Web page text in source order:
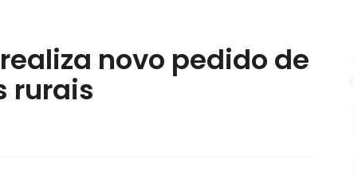
novo pedido de
rurais